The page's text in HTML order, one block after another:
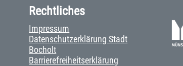
Rechtliches
Impressum
Datenschutzerklärung Stadt
Bocholt
Barrierefreiheitserklärung